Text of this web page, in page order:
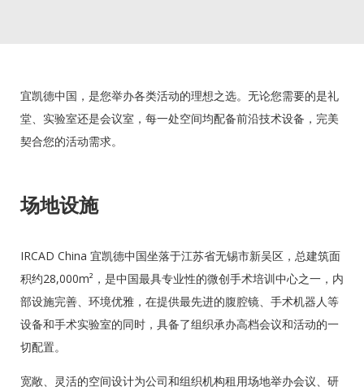
宜凯德中国，是您举办各类活动的理想之选。无论您需要的是礼
堂、实验室还是会议室，每一处空间均配备前沿技术设备，完美
契合您的活动需求。
场地设施
IRCAD China 宜凯德中国坐落于江苏省无锡市新吴区，总建筑面
积约28,000m²，是中国最具专业性的微创手术培训中心之一，内
部设施完善、环境优雅，在提供最先进的腹腔镜、手术机器人等
设备和手术实验室的同时，具备了组织承办高档会议和活动的一
切配置。
宽敞、灵活的空间设计为公司和组织机构租用场地举办会议、研